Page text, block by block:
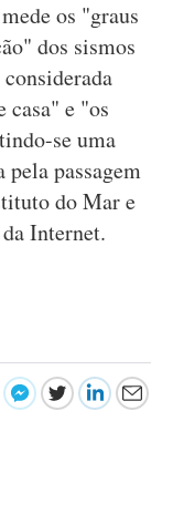
os "graus
dos sismos
casa" e "os
se uma
pela passagem
do Mar e
Internet.